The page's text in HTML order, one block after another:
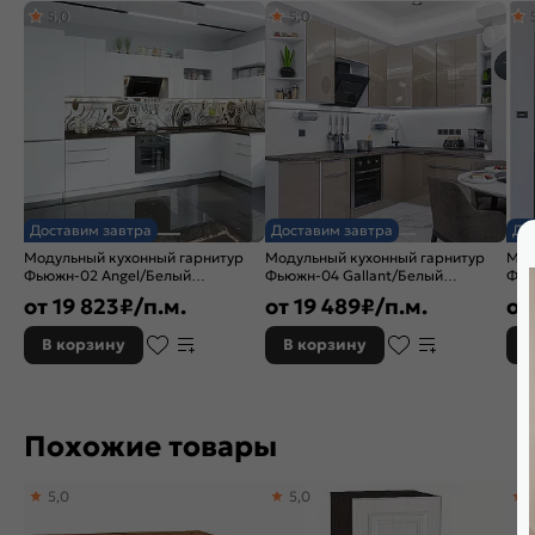
Расположение:
Прямые
Назначение кухонного шкафа:
Шкаф
Доставим завтра
Модульный кухонный гарнитур
Фьюжн-02 Angel/Белый
2340x3900/1400x600
5,0
от19 823₽/п.м.
В корзину
Доставим завтра
Модульный кухонный гарнитур
Фьюжн-04 Gallant/Белый
2340x2200/1800x600
5,0
от19 489₽/п.м.
В корзину
от
Похожие товары
5,0 5,0